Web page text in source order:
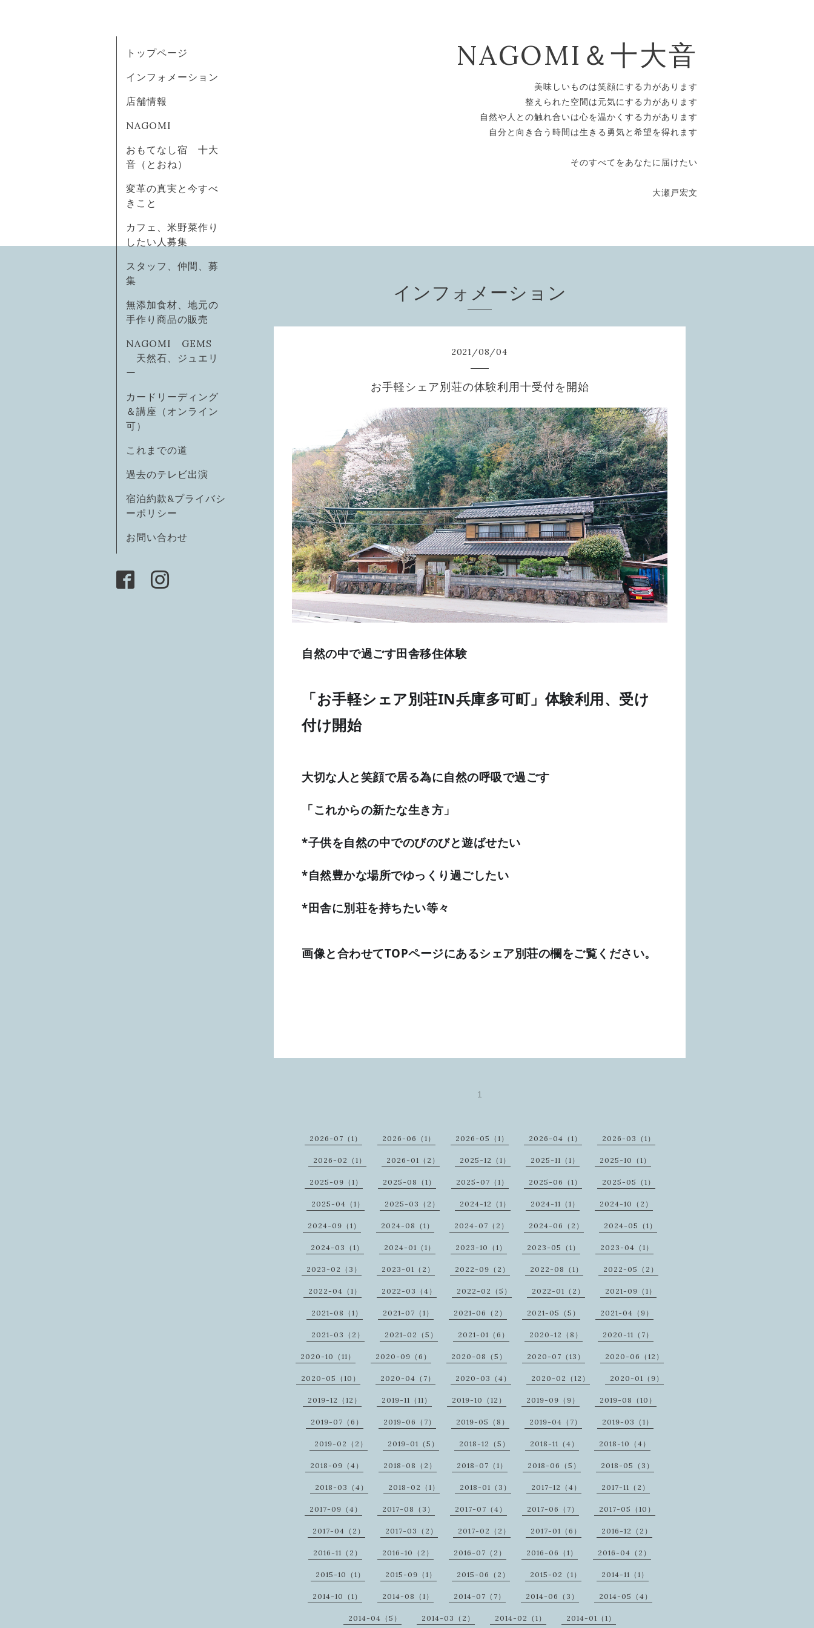
NAGOMI＆十大音
美味しいものは笑顔にする力があります
整えられた空間は元気にする力があります
自然や人との触れ合いは心を温かくする力があります
自分と向き合う時間は生きる勇気と希望を得れます
そのすべてをあなたに届けたい
大瀬戸宏文
トップページ
インフォメーション
店舗情報
NAGOMI
おもてなし宿 十大
音（とおね）
変革の真実と今すべ
きこと
カフェ、米野菜作り
したい人募集
スタッフ、仲間、募
集
無添加食材、地元の
手作り商品の販売
NAGOMI GEMS
天然石、ジュエリ
ー
カードリーディング
＆講座（オンライン
可）
これまでの道
過去のテレビ出演
宿泊約款&プライバシ
ーポリシー
お問い合わせ
インフォメーション
2021/08/04
お手軽シェア別荘の体験利用十受付を開始
自然の中で過ごす田舎移住体験
「お手軽シェア別荘IN兵庫多可町」体験利用、受け
付け開始
大切な人と笑顔で居る為に自然の呼吸で過ごす
「これからの新たな生き方」
*子供を自然の中でのびのびと遊ばせたい
*自然豊かな場所でゆっくり過ごしたい
*田舎に別荘を持ちたい等々
画像と合わせてTOPページにあるシェア別荘の欄をご覧ください。
1
2026-07（1） 2026-06（1） 2026-05（1） 2026-04（1） 2026-03（1）
2026-02（1） 2026-01（2） 2025-12（1） 2025-11（1） 2025-10（1）
2025-09（1） 2025-08（1） 2025-07（1） 2025-06（1） 2025-05（1）
2025-04（1） 2025-03（2） 2024-12（1） 2024-11（1） 2024-10（2）
2024-09（1） 2024-08（1） 2024-07（2） 2024-06（2） 2024-05（1）
2024-03（1） 2024-01（1） 2023-10（1） 2023-05（1） 2023-04（1）
2023-02（3） 2023-01（2） 2022-09（2） 2022-08（1） 2022-05（2）
2022-04（1） 2022-03（4） 2022-02（5） 2022-01（2） 2021-09（1）
2021-08（1） 2021-07（1） 2021-06（2） 2021-05（5） 2021-04（9）
2021-03（2） 2021-02（5） 2021-01（6） 2020-12（8） 2020-11（7）
2020-10（11） 2020-09（6） 2020-08（5） 2020-07（13） 2020-06（12）
2020-05（10） 2020-04（7） 2020-03（4） 2020-02（12） 2020-01（9）
2019-12（12） 2019-11（11） 2019-10（12） 2019-09（9） 2019-08（10）
2019-07（6） 2019-06（7） 2019-05（8） 2019-04（7） 2019-03（1）
2019-02（2） 2019-01（5） 2018-12（5） 2018-11（4） 2018-10（4）
2018-09（4） 2018-08（2） 2018-07（1） 2018-06（5） 2018-05（3）
2018-03（4） 2018-02（1） 2018-01（3） 2017-12（4） 2017-11（2）
2017-09（4） 2017-08（3） 2017-07（4） 2017-06（7） 2017-05（10）
2017-04（2） 2017-03（2） 2017-02（2） 2017-01（6） 2016-12（2）
2016-11（2） 2016-10（2） 2016-07（2） 2016-06（1） 2016-04（2）
2015-10（1） 2015-09（1） 2015-06（2） 2015-02（1） 2014-11（1）
2014-10（1） 2014-08（1） 2014-07（7） 2014-06（3） 2014-05（4）
2014-04（5） 2014-03（2） 2014-02（1） 2014-01（1）